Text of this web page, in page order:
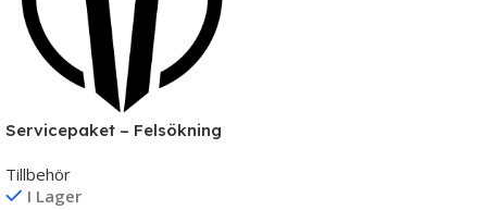
Servicepaket – Felsökning
TNS Gaming
Tillbehör
I Lager